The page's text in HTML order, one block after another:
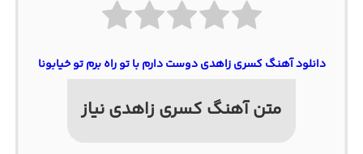
دانلود آهنگ کسری زاهدی دوست دارم با تو راه برم تو خیابونا
متن آهنگ کسری زاهدی نیاز